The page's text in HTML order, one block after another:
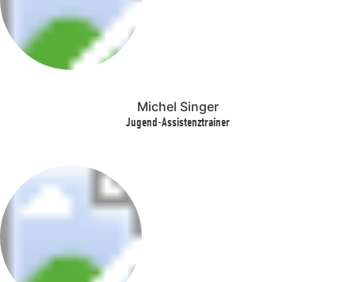
Michel Singer
Jugend-Assistenztrainer